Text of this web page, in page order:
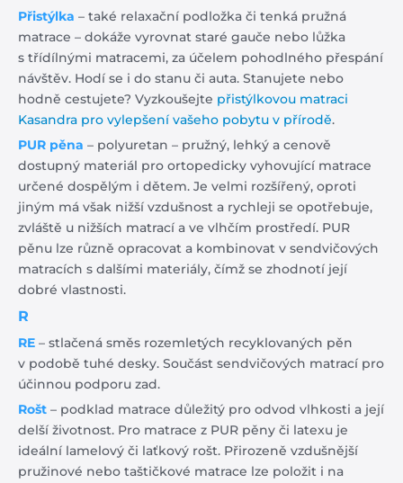
Přistýlka – také relaxační podložka či tenká pružná
matrace – dokáže vyrovnat staré gauče nebo lůžka
s třídílnými matracemi, za účelem pohodlného přespání
návštěv. Hodí se i do stanu či auta. Stanujete nebo
hodně cestujete? Vyzkoušejte přistýlkovou matraci
Kasandra pro vylepšení vašeho pobytu v přírodě.
PUR pěna – polyuretan – pružný, lehký a cenově
dostupný materiál pro ortopedicky vyhovující matrace
určené dospělým i dětem. Je velmi rozšířený, oproti
jiným má však nižší vzdušnost a rychleji se opotřebuje,
zvláště u nižších matrací a ve vlhčím prostředí. PUR
pěnu lze různě opracovat a kombinovat v sendvičových
matracích s dalšími materiály, čímž se zhodnotí její
dobré vlastnosti.
R
RE – stlačená směs rozemletých recyklovaných pěn
v podobě tuhé desky. Součást sendvičových matrací pro
účinnou podporu zad.
Rošt – podklad matrace důležitý pro odvod vlhkosti a její
delší životnost. Pro matrace z PUR pěny či latexu je
ideální lamelový či laťkový rošt. Přirozeně vzdušnější
pružinové nebo taštičkové matrace lze položit i na